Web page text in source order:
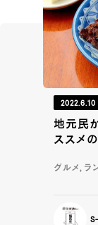
2022.6.10
地元民
ススメ
グルメ, ラ